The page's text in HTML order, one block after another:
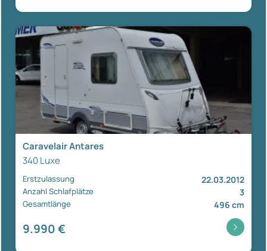
Caravelair Antares
340 Luxe
Erstzulassung 22.03.2012
Anzahl Schlafplätze 3
Gesamtlänge 496 cm
9.990 €